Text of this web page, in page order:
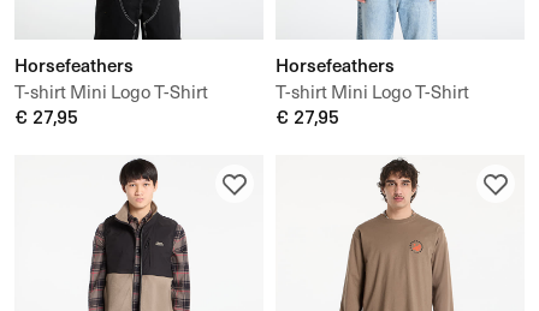
Horsefeathers
T-shirt Mini Logo T-Shirt
€ 27,95
Horsefeathers
T-shirt Mini Logo T-Shirt
€ 27,95